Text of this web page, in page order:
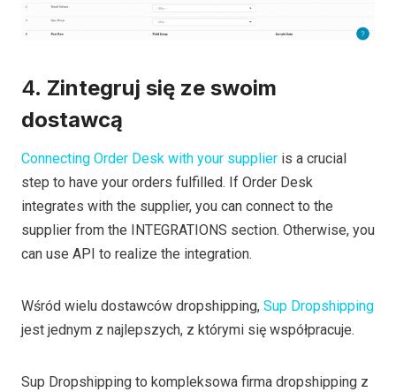
4. Zintegruj się ze swoim
dostawcą
Connecting Order Desk with your supplier is a crucial
step to have your orders fulfilled. If Order Desk
integrates with the supplier, you can connect to the
supplier from the INTEGRATIONS section. Otherwise, you
can use API to realize the integration.
Wśród wielu dostawców dropshipping, Sup Dropshipping
jest jednym z najlepszych, z którymi się współpracuje.
Sup Dropshipping to kompleksowa firma dropshipping z